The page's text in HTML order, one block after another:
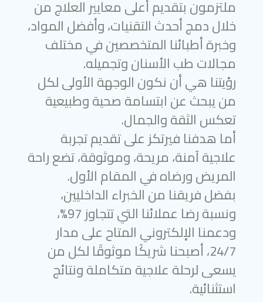
ملتزمون بتقديم أعلى معايير العلاج من
خلال دمج أحدث التقنيات، وأفضل المواد،
وخبرة أطبائنا المتخصصين في مختلف
مجالات طب الأسنان وتجميله.
رؤيتنا هي أن نكون الوجهة الأولى لكل
من يبحث عن ابتسامة صحية وطبيعية
تعكس الثقة والجمال.
أما هدفنا فيرتكز على تقديم تجربة
علاجية آمنة، مريحة، وموثوقة، تضع راحة
المريض ورضاه في المقام الأول.
بفضل فريقنا من الخبراء الداخليين،
ونسبة رضا عملائنا التي تتجاوز 97%،
ودعمنا الإلكتروني المتاح على مدار
24/7، أصبحنا شريكًا موثوقًا لكل من
يسعى لرحلة علاجية متكاملة ونتائج
استثنائية.